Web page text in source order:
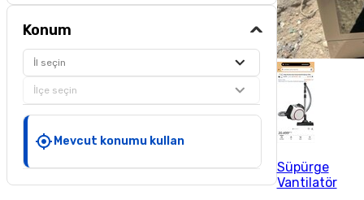
Konum
İl seçin
İlçe seçin
Mevcut konumu kullan
Süpürge
Vantilatör